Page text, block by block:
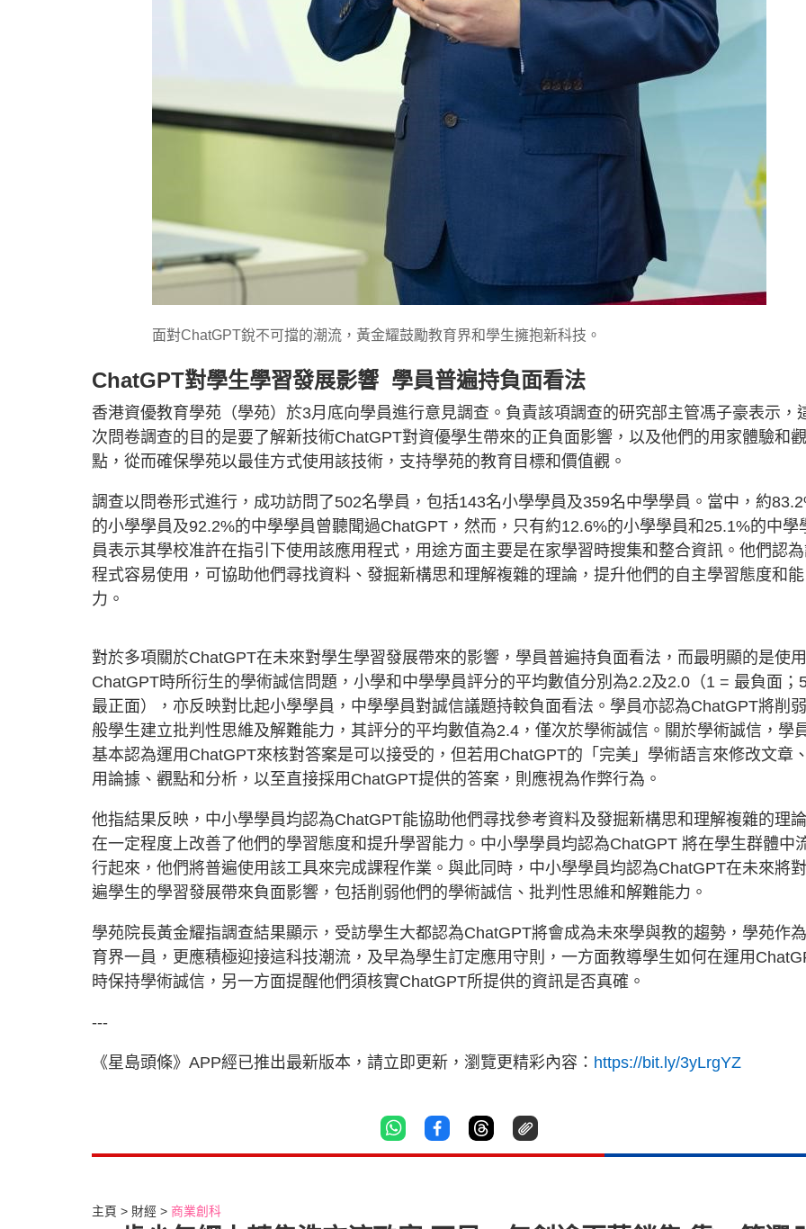
面對ChatGPT銳不可擋的潮流，黃金耀鼓勵教育界和學生擁抱新科技。
ChatGPT對學生學習發展影響 學員普遍持負面看法
香港資優教育學苑（學苑）於3月底向學員進行意見調查。負責該項調查的研究部主管馮子豪表示，
次問卷調查的目的是要了解新技術ChatGPT對資優學生帶來的正負面影響，以及他們的用家體驗和觀
點，從而確保學苑以最佳方式使用該技術，支持學苑的教育目標和價值觀。
調查以問卷形式進行，成功訪問了502名學員，包括143名小學學員及359名中學學員。當中，約
的小學學員及92.2%的中學學員曾聽聞過ChatGPT，然而，只有約12.6%的小學學員和25.1%的中學
員表示其學校准許在指引下使用該應用程式，用途方面主要是在家學習時搜集和整合資訊。他們認
程式容易使用，可協助他們尋找資料、發掘新構思和理解複雜的理論，提升他們的自主學習態度和能
力。
對於多項關於ChatGPT在未來對學生學習發展帶來的影響，學員普遍持負面看法，而最明顯的是使用
ChatGPT時所衍生的學術誠信問題，小學和中學學員評分的平均數值分別為2.2及2.0（1 = 最負面；
最正面），亦反映對比起小學學員，中學學員對誠信議題持較負面看法。學員亦認為ChatGPT將削
般學生建立批判性思維及解難能力，其評分的平均數值為2.4，僅次於學術誠信。關於學術誠信，學
基本認為運用ChatGPT來核對答案是可以接受的，但若用ChatGPT的「完美」學術語言來修改文章
用論據、觀點和分析，以至直接採用ChatGPT提供的答案，則應視為作弊行為。
他指結果反映，中小學學員均認為ChatGPT能協助他們尋找參考資料及發掘新構思和理解複雜的理
在一定程度上改善了他們的學習態度和提升學習能力。中小學學員均認為ChatGPT 將在學生群體中
行起來，他們將普遍使用該工具來完成課程作業。與此同時，中小學學員均認為ChatGPT在未來將
遍學生的學習發展帶來負面影響，包括削弱他們的學術誠信、批判性思維和解難能力。
學苑院長黃金耀指調查結果顯示，受訪學生大都認為ChatGPT將會成為未來學與教的趨勢，學苑作
育界一員，更應積極迎接這科技潮流，及早為學生訂定應用守則，一方面教導學生如何在運用
時保持學術誠信，另一方面提醒他們須核實ChatGPT所提供的資訊是否真確。
---
《星島頭條》APP經已推出最新版本，請立即更新，瀏覽更精彩內容： https://bit.ly/3yLrgYZ
主頁 財經 商業創科